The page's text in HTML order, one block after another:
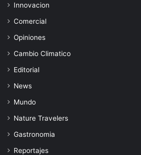
Innovacion
Comercial
Opiniones
Cambio Climatico
Editorial
News
Mundo
Nature Travelers
Gastronomia
Reportajes